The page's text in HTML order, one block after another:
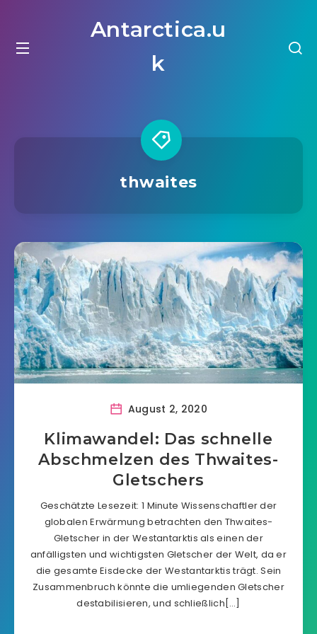
Antarctica.u
k
thwaites
August 2, 2020
Klimawandel: Das schnelle
Abschmelzen des Thwaites-
Gletschers
Geschätzte Lesezeit: 1 Minute Wissenschaftler der
globalen Erwärmung betrachten den Thwaites-
Gletscher in der Westantarktis als einen der
anfälligsten und wichtigsten Gletscher der Welt, da er
die gesamte Eisdecke der Westantarktis trägt. Sein
Zusammenbruch könnte die umliegenden Gletscher
destabilisieren, und schließlich[…]